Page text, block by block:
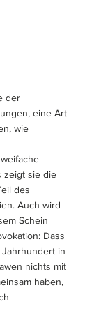
der
eine Art
wie
zeigt sie die
des
Auch wird
Schein
Dass
Jahrhundert in
nichts mit
haben,